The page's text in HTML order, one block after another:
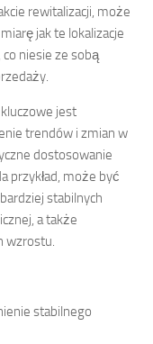
rewitalizacji, może
jak te lokalizacje
niesie ze sobą
jest
trendów i zmian w
dostosowanie
przykład, może być
stabilnych
a także
wzrostu.
stabilnego